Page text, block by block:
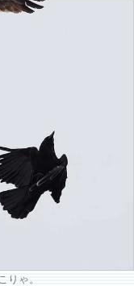
りゃ。